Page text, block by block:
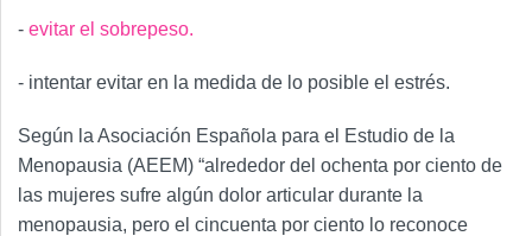
- evitar el sobrepeso.
- intentar evitar en la medida de lo posible el estrés.
Según la Asociación Española para el Estudio de la
Menopausia (AEEM) “alrededor del ochenta por ciento de
las mujeres sufre algún dolor articular durante la
menopausia, pero el cincuenta por ciento lo reconoce